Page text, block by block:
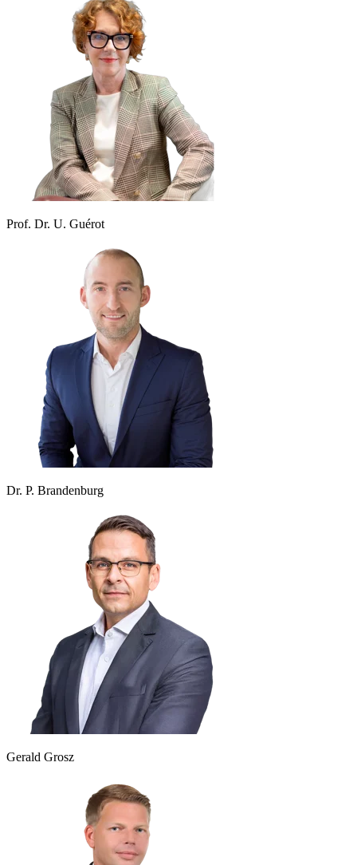
Prof. Dr. U. Guérot
Dr. P. Brandenburg
Gerald Grosz